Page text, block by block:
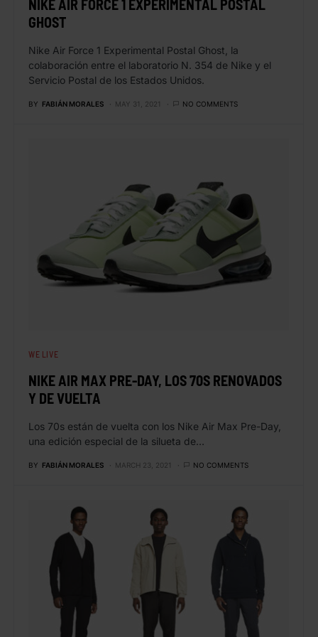
NIKE AIR FORCE 1 EXPERIMENTAL POSTAL
GHOST
Nike Air Force 1 Experimental Postal Ghost, la
colaboración entre el laboratorio N. 354 de Nike y el
Servicio Postal de los Estados Unidos.
BY FABIÁN MORALES MAY 31, 2021 NO COMMENTS
WE LIVE
NIKE AIR MAX PRE-DAY, LOS 70S RENOVADOS
Y DE VUELTA
Los 70s están de vuelta con los Nike Air Max Pre-Day,
una edición especial de la silueta de…
BY FABIÁN MORALES MARCH 23, 2021 NO COMMENTS